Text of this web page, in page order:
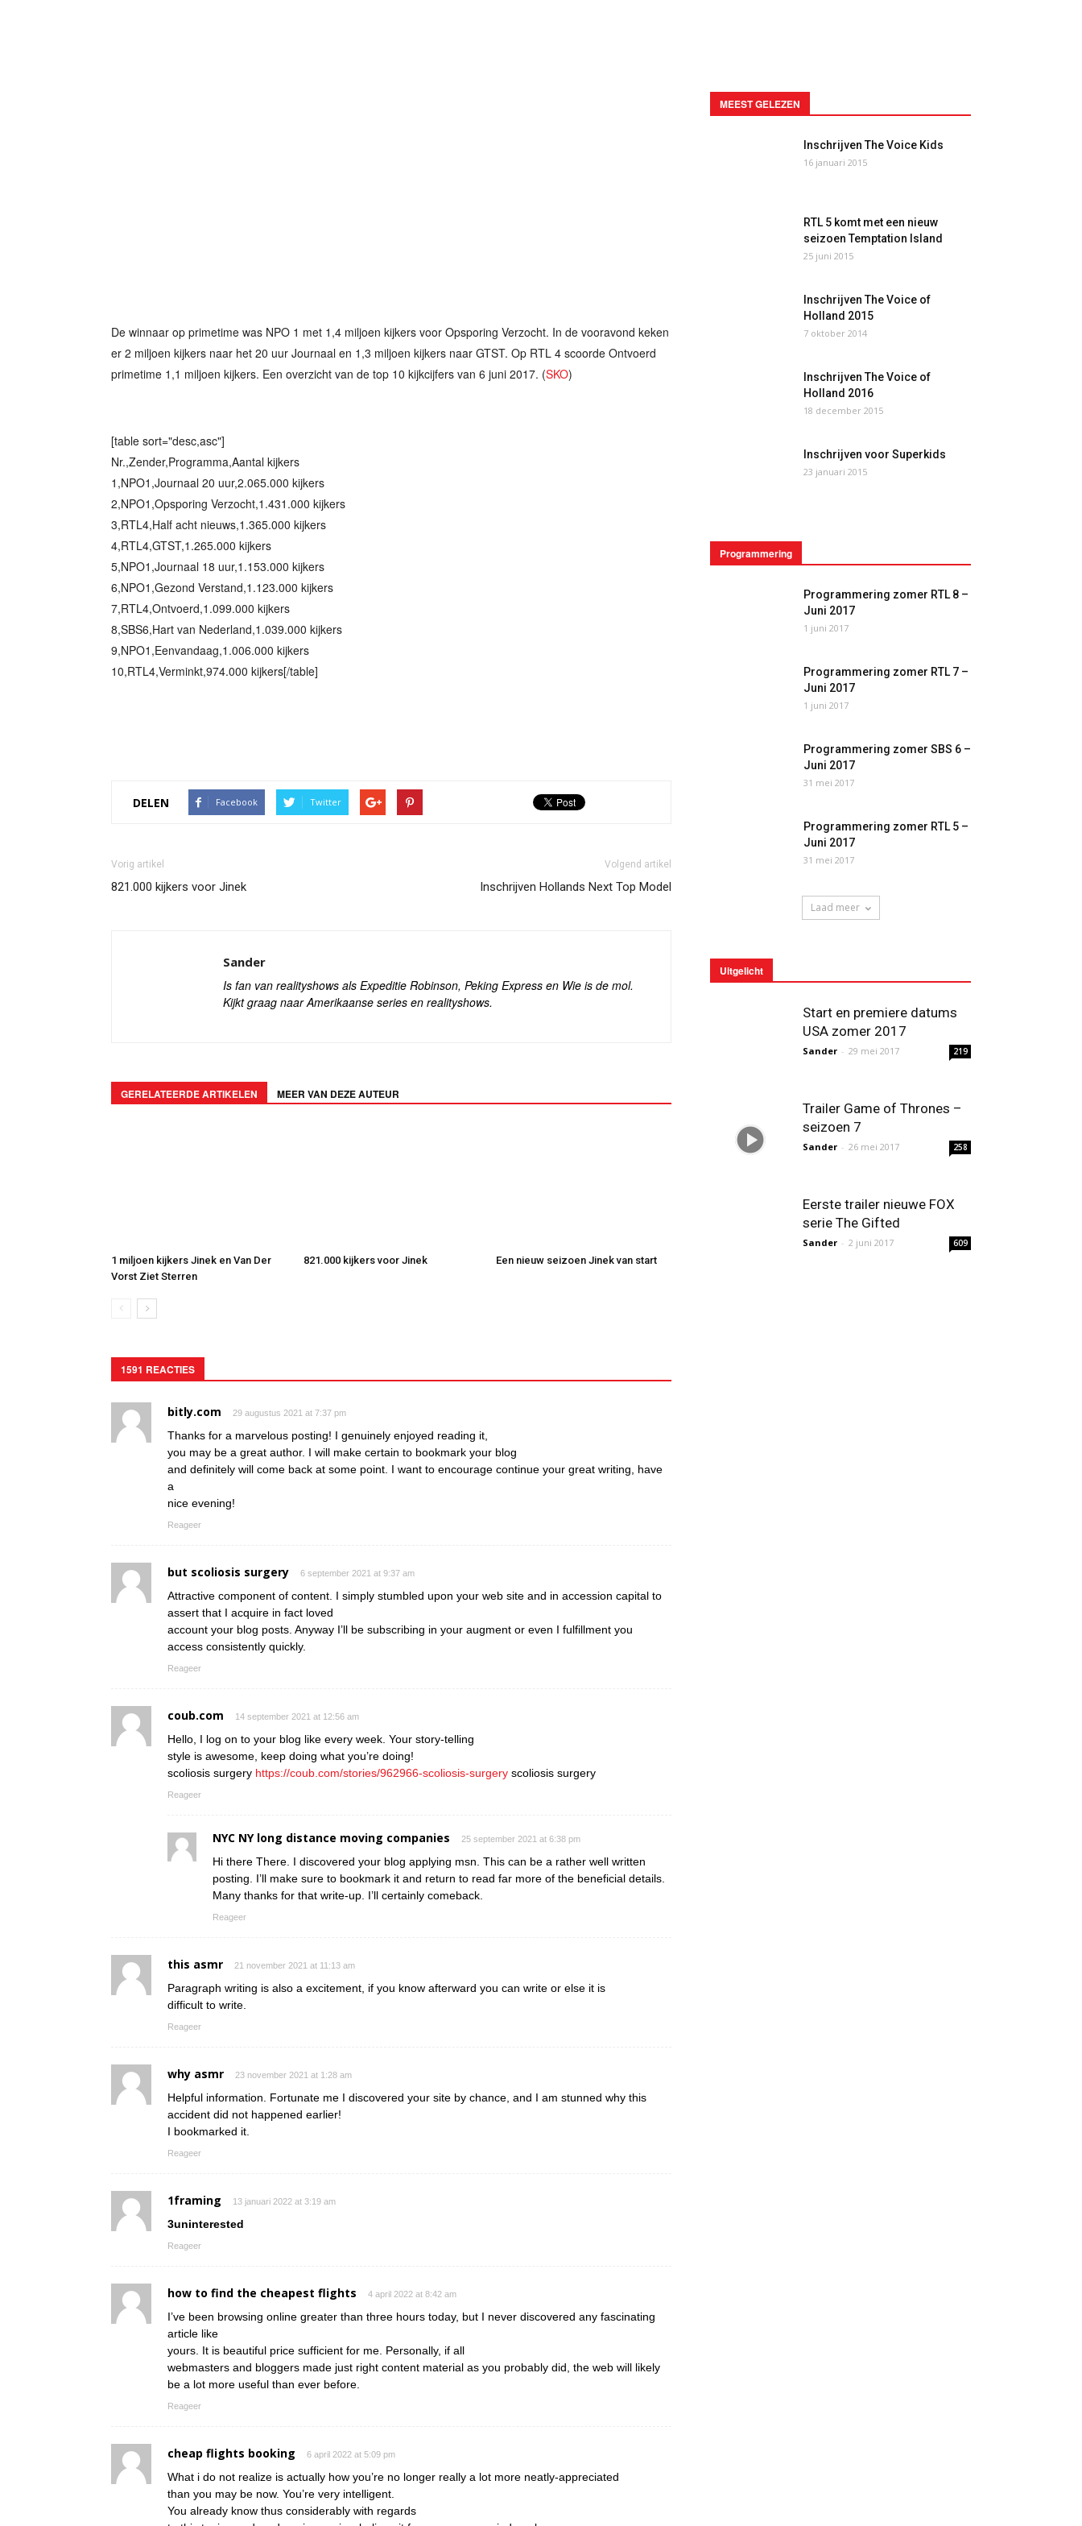
De winnaar op primetime was NPO 1 met 1,4 miljoen kijkers voor Opsporing Verzocht. In de vooravond keken
er 2 miljoen kijkers naar het 20 uur Journaal en 1,3 miljoen kijkers naar GTST. Op RTL 4 scoorde Ontvoerd
primetime 1,1 miljoen kijkers. Een overzicht van de top 10 kijkcijfers van 6 juni 2017. (SKO)
[table sort="desc,asc"]
Nr.,Zender,Programma,Aantal kijkers
1,NPO1,Journaal 20 uur,2.065.000 kijkers
2,NPO1,Opsporing Verzocht,1.431.000 kijkers
3,RTL4,Half acht nieuws,1.365.000 kijkers
4,RTL4,GTST,1.265.000 kijkers
5,NPO1,Journaal 18 uur,1.153.000 kijkers
6,NPO1,Gezond Verstand,1.123.000 kijkers
7,RTL4,Ontvoerd,1.099.000 kijkers
8,SBS6,Hart van Nederland,1.039.000 kijkers
9,NPO1,Eenvandaag,1.006.000 kijkers
10,RTL4,Verminkt,974.000 kijkers[/table]
DELEN Facebook Twitter
Vorig artikel
821.000 kijkers voor Jinek
Volgend artikel
Inschrijven Hollands Next Top Model
Sander
Is fan van realityshows als Expeditie Robinson, Peking Express en Wie is de mol.
Kijkt graag naar Amerikaanse series en realityshows.
GERELATEERDE ARTIKELEN MEER VAN DEZE AUTEUR
1 miljoen kijkers Jinek en Van Der
Vorst Ziet Sterren
821.000 kijkers voor Jinek Een nieuw seizoen Jinek van start
1591 REACTIES
bitly.com 29 augustus 2021 at 7:37 pm
Thanks for a marvelous posting! I genuinely enjoyed reading it,
you may be a great author. I will make certain to bookmark your blog
and definitely will come back at some point. I want to encourage continue your great writing, have
a
nice evening!
Reageer
but scoliosis surgery 6 september 2021 at 9:37 am
Attractive component of content. I simply stumbled upon your web site and in accession capital to
assert that I acquire in fact loved
account your blog posts. Anyway I’ll be subscribing in your augment or even I fulfillment you
access consistently quickly.
Reageer
coub.com 14 september 2021 at 12:56 am
Hello, I log on to your blog like every week. Your story-telling
style is awesome, keep doing what you’re doing!
scoliosis surgery https://coub.com/stories/962966-scoliosis-surgery scoliosis surgery
Reageer
NYC NY long distance moving companies 25 september 2021 at 6:38 pm
Hi there There. I discovered your blog applying msn. This can be a rather well written
posting. I’ll make sure to bookmark it and return to read far more of the beneficial details.
Many thanks for that write-up. I’ll certainly comeback.
Reageer
this asmr 21 november 2021 at 11:13 am
Paragraph writing is also a excitement, if you know afterward you can write or else it is
difficult to write.
Reageer
why asmr 23 november 2021 at 1:28 am
Helpful information. Fortunate me I discovered your site by chance, and I am stunned why this
accident did not happened earlier!
I bookmarked it.
Reageer
1framing 13 januari 2022 at 3:19 am
3uninterested
Reageer
how to find the cheapest flights 4 april 2022 at 8:42 am
I’ve been browsing online greater than three hours today, but I never discovered any fascinating
article like
yours. It is beautiful price sufficient for me. Personally, if all
webmasters and bloggers made just right content material as you probably did, the web will likely
be a lot more useful than ever before.
Reageer
cheap flights booking 6 april 2022 at 5:09 pm
What i do not realize is actually how you’re no longer really a lot more neatly-appreciated
than you may be now. You’re very intelligent.
You already know thus considerably with regards
MEEST GELEZEN
Inschrijven The Voice Kids
16 januari 2015
RTL 5 komt met een nieuw
seizoen Temptation Island
25 juni 2015
Inschrijven The Voice of
Holland 2015
7 oktober 2014
Inschrijven The Voice of
Holland 2016
18 december 2015
Inschrijven voor Superkids
23 januari 2015
Programmering
Programmering zomer RTL 8 –
Juni 2017
1 juni 2017
Programmering zomer RTL 7 –
Juni 2017
1 juni 2017
Programmering zomer SBS 6 –
Juni 2017
31 mei 2017
Programmering zomer RTL 5 –
Juni 2017
31 mei 2017
Laad meer
Uitgelicht
Start en premiere datums
USA zomer 2017
Sander - 29 mei 2017 219
Trailer Game of Thrones –
seizoen 7
Sander - 26 mei 2017 258
Eerste trailer nieuwe FOX
serie The Gifted
Sander - 2 juni 2017 609